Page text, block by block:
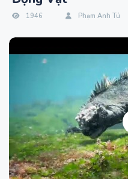
1946 Phạm Anh Tú